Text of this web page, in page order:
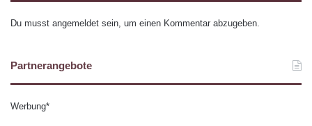
Du musst angemeldet sein, um einen Kommentar abzugeben.
Partnerangebote
Werbung*